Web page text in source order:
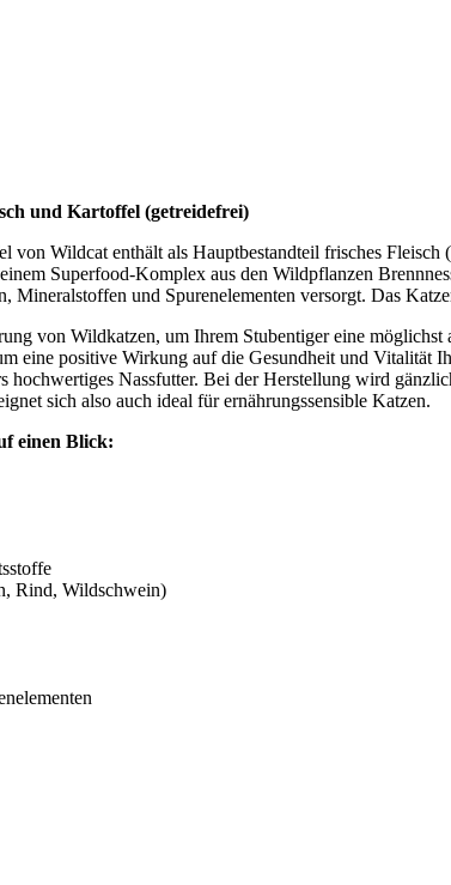
und Kartoffel (getreidefrei)
von Wildcat enthält als Hauptbestandteil frisches Fleisch (
Superfood-Komplex aus den Wildpflanzen
Mineralstoffen und Spurenelementen versorgt. Das
von Wildkatzen, um Ihrem Stubentiger eine
eine positive Wirkung auf die Gesundheit und Vitalität
hochwertiges Nassfutter. Bei der Herstellung wird
sich also auch ideal für ernährungssensible Katzen.
einen Blick:
Rind, Wildschwein)